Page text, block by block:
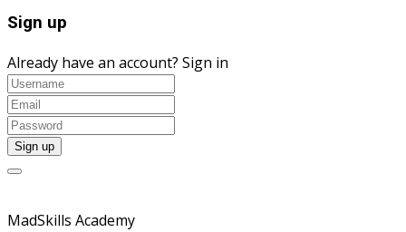
Sign up
Already have an account? Sign in
MadSkills Academy